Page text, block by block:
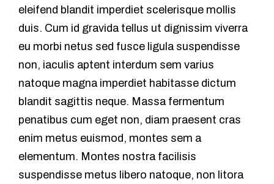
eleifend blandit imperdiet scelerisque mollis
duis. Cum id gravida tellus ut dignissim viverra
eu morbi netus sed fusce ligula suspendisse
non, iaculis aptent interdum sem varius
natoque magna imperdiet habitasse dictum
blandit sagittis neque. Massa fermentum
penatibus cum eget non, diam praesent cras
enim metus euismod, montes sem a
elementum. Montes nostra facilisis
suspendisse metus libero natoque, non litora